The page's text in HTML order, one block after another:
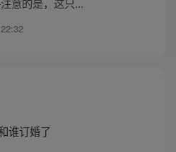
谁订婚了